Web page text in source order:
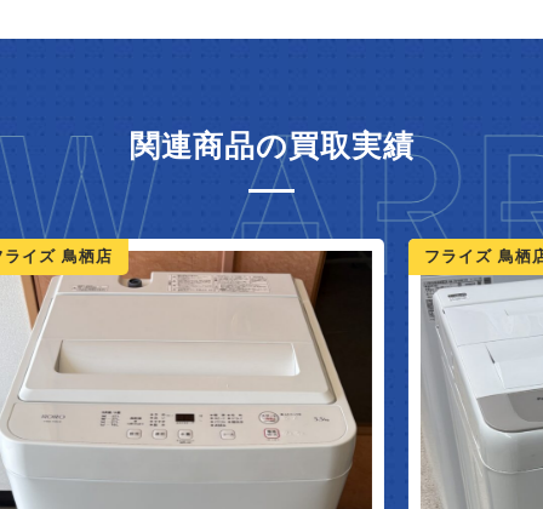
関連商品の買取実績
イズ 鳥栖店 フライズ 鳥栖店